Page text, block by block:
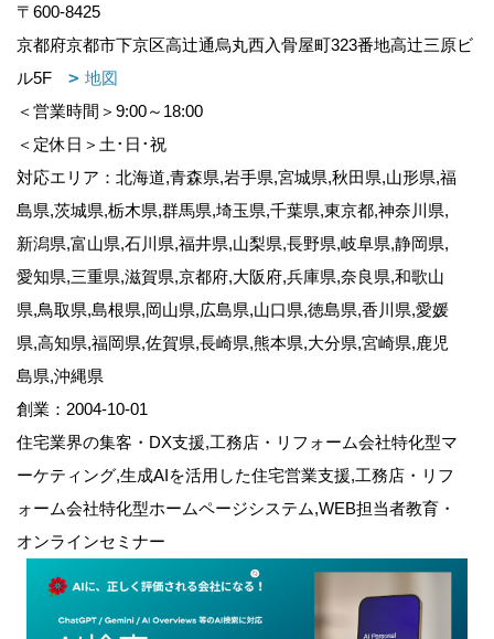
〒600-8425
京都府京都市下京区高辻通烏丸西入骨屋町323番地高辻三原ビ
ル5F
地図
＜営業時間＞9:00～18:00
＜定休日＞土･日･祝
対応エリア：北海道,青森県,岩手県,宮城県,秋田県,山形県,福
島県,茨城県,栃木県,群馬県,埼玉県,千葉県,東京都,神奈川県,
新潟県,富山県,石川県,福井県,山梨県,長野県,岐阜県,静岡県,
愛知県,三重県,滋賀県,京都府,大阪府,兵庫県,奈良県,和歌山
県,鳥取県,島根県,岡山県,広島県,山口県,徳島県,香川県,愛媛
県,高知県,福岡県,佐賀県,長崎県,熊本県,大分県,宮崎県,鹿児
島県,沖縄県
創業：2004-10-01
住宅業界の集客・DX支援,工務店・リフォーム会社特化型マ
ーケティング,生成AIを活用した住宅営業支援,工務店・リフ
ォーム会社特化型ホームページシステム,WEB担当者教育・
オンラインセミナー